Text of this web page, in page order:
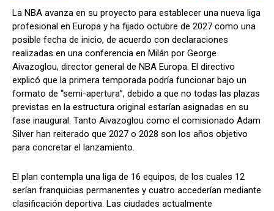
La NBA avanza en su proyecto para establecer una nueva liga
profesional en Europa y ha fijado octubre de 2027 como una
posible fecha de inicio, de acuerdo con declaraciones
realizadas en una conferencia en Milán por George
Aivazoglou, director general de NBA Europa. El directivo
explicó que la primera temporada podría funcionar bajo un
formato de “semi-apertura”, debido a que no todas las plazas
previstas en la estructura original estarían asignadas en su
fase inaugural. Tanto Aivazoglou como el comisionado Adam
Silver han reiterado que 2027 o 2028 son los años objetivo
para concretar el lanzamiento.
El plan contempla una liga de 16 equipos, de los cuales 12
serían franquicias permanentes y cuatro accederían mediante
clasificación deportiva. Las ciudades actualmente